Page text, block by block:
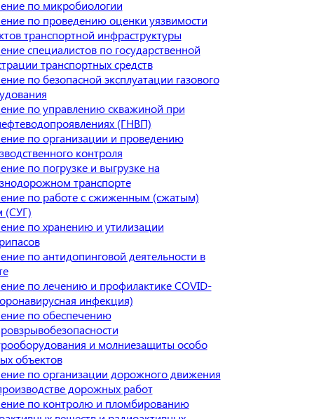
по микробиологии
по проведению оценки уязвимости
транспортной инфраструктуры
специалистов по государственной
транспортных средств
по безопасной эксплуатации газового
по управлению скважиной при
(ГНВП)
по организации и проведению
контроля
по погрузке и выгрузке на
транспорте
по работе с сжиженным (сжатым)
(СУГ)
по хранению и утилизации
по антидопинговой деятельности в
по лечению и профилактике COVID-
инфекция)
по обеспечению
и молниезащиты особо
объектов
по организации дорожного движения
дорожных работ
по контролю и пломбированию